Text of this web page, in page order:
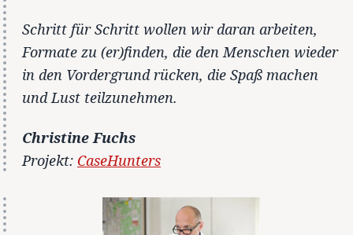
Schritt für Schritt wollen wir daran arbeiten,
Formate zu (er)finden, die den Menschen wieder
in den Vordergrund rücken, die Spaß machen
und Lust teilzunehmen.
Christine Fuchs
Projekt: CaseHunters